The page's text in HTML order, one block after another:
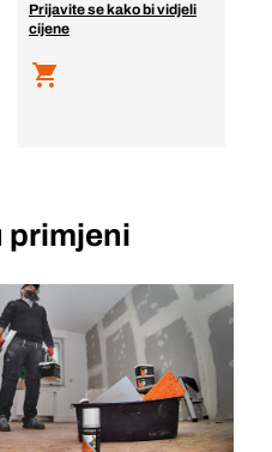
Prijavite se kako bi vidjeli
cijene
primjeni